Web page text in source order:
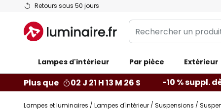
Retours sous 50 jours
Allez
contenu
Rechercher
un
catégorie...
Lampes d'intérieur Par pièce Extérieur
Plus que 02 J 21 H 13 M 25 S -10 % suppl.
Lampes et luminaires Lampes d'intérieur Suspensions